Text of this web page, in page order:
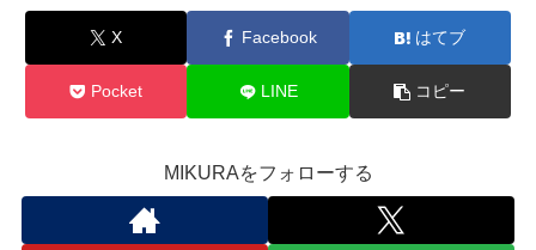
X Facebook はてブ
Pocket LINE コピー
MIKURAをフォローする